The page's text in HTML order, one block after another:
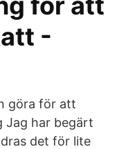
-
göra för att
Jag har begärt
det för lite